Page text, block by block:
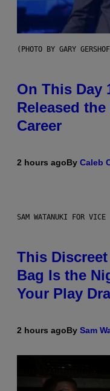
(PHOTO BY GARY
On This Day
Released
Career
2 hours agoBy Caleb
SAM WATANUKI FOR VICE
This
Bag Is the
Your Play
2 hours agoBy Sam